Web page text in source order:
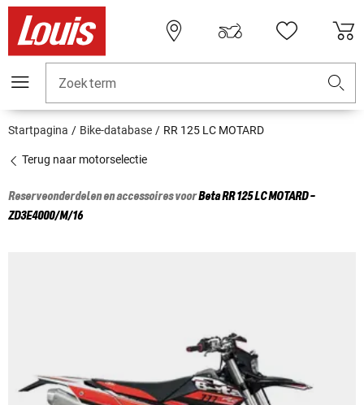
Zoekterm
Startpagina Bike-database RR 125 LC MOTARD
Terug naar motorselectie
Reserveonderdelen en accessoires voorBetaRR 125 LC MOTARD -
ZD3E4000/M/16